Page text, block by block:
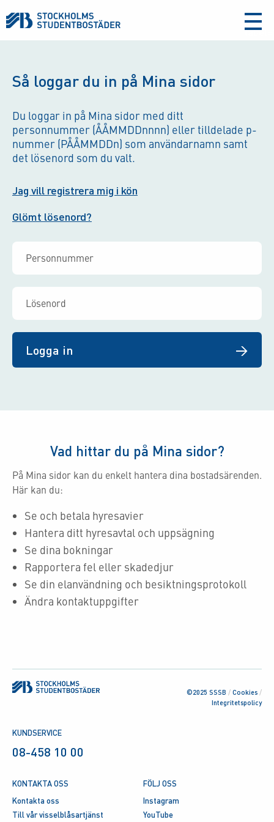
aria-
Så loggar du in på Mina sidor
Du loggar in på Mina sidor med ditt
personnummer (ÅÅMMDDnnnn) eller tilldelade p-
nummer (PÅÅMMDDn) som användarnamn samt
det lösenord som du valt.
Jag vill registrera mig i kön
Glömt lösenord?
Logga in
Vad hittar du på Mina sidor?
På Mina sidor kan du enkelt hantera dina bostadsärenden.
Här kan du:
Se och betala hyresavier
Hantera ditt hyresavtal och uppsägning
Se dina bokningar
Rapportera fel eller skadedjur
Se din elanvändning och besiktningsprotokoll
Ändra kontaktuppgifter
©2025 SSSB / Cookies /
Integritetspolicy
KUNDSERVICE
08-458 10 00
KONTAKTA OSS
Kontakta oss
Till vår visselblåsartjänst
FÖLJ OSS
Instagram
YouTube